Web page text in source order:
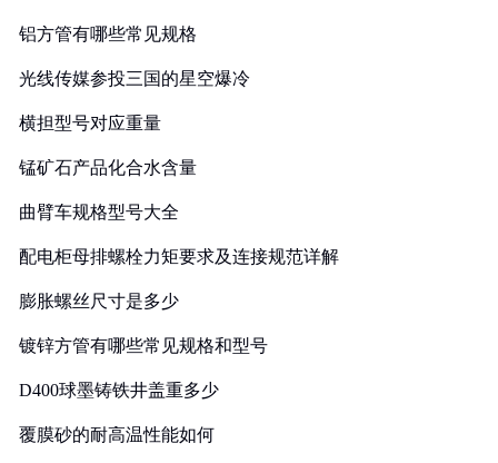
铝方管有哪些常见规格
光线传媒参投三国的星空爆冷
横担型号对应重量
锰矿石产品化合水含量
曲臂车规格型号大全
配电柜母排螺栓力矩要求及连接规范详解
膨胀螺丝尺寸是多少
镀锌方管有哪些常见规格和型号
D400球墨铸铁井盖重多少
覆膜砂的耐高温性能如何